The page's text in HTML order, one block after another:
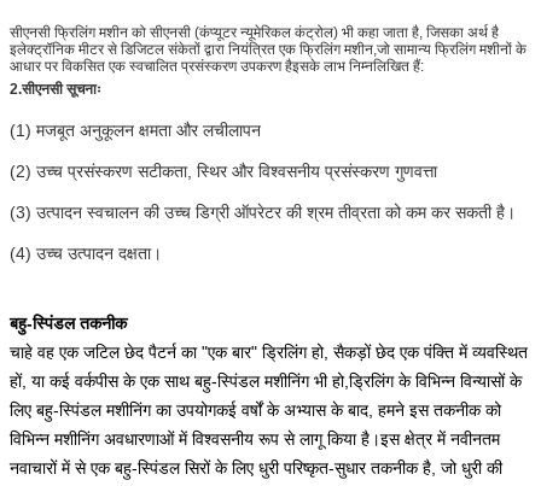
सीएनसी फ्रिलिंग मशीन को सीएनसी (कंप्यूटर न्यूमेरिकल कंट्रोल) भी कहा जाता है, जिसका अर्थ है
इलेक्ट्रॉनिक मीटर से डिजिटल संकेतों द्वारा नियंत्रित एक फ्रिलिंग मशीन,जो सामान्य फ्रिलिंग मशीनों के
आधार पर विकसित एक स्वचालित प्रसंस्करण उपकरण हैइसके लाभ निम्नलिखित हैं:
2.सीएनसी सूचनाः
(1) मजबूत अनुकूलन क्षमता और लचीलापन
(2) उच्च प्रसंस्करण सटीकता, स्थिर और विश्वसनीय प्रसंस्करण गुणवत्ता
(3) उत्पादन स्वचालन की उच्च डिग्री ऑपरेटर की श्रम तीव्रता को कम कर सकती है।
(4) उच्च उत्पादन दक्षता।
बहु-स्पिंडल तकनीक
चाहे वह एक जटिल छेद पैटर्न का "एक बार" ड्रिलिंग हो, सैकड़ों छेद एक पंक्ति में व्यवस्थित
हों, या कई वर्कपीस के एक साथ बहु-स्पिंडल मशीनिंग भी हो,ड्रिलिंग के विभिन्न विन्यासों के
लिए बहु-स्पिंडल मशीनिंग का उपयोगकई वर्षों के अभ्यास के बाद, हमने इस तकनीक को
विभिन्न मशीनिंग अवधारणाओं में विश्वसनीय रूप से लागू किया है।इस क्षेत्र में नवीनतम
नवाचारों में से एक बहु-स्पिंडल सिरों के लिए धुरी परिष्कृत-सुधार तकनीक है, जो धुरी की